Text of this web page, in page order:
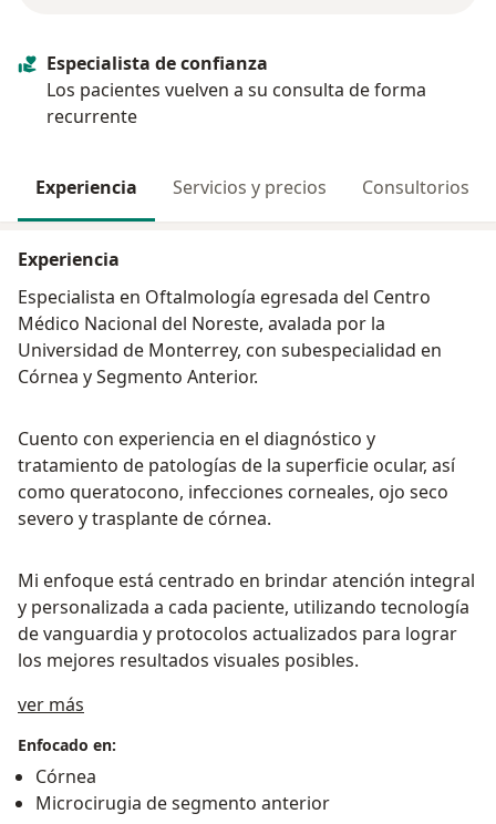
Especialista de confianza
Los pacientes vuelven a su consulta de forma
recurrente
Experiencia Servicios y precios Consultorios
Experiencia
Especialista en Oftalmología egresada del Centro
Médico Nacional del Noreste, avalada por la
Universidad de Monterrey, con subespecialidad en
Córnea y Segmento Anterior.
Cuento con experiencia en el diagnóstico y
tratamiento de patologías de la superficie ocular, así
como queratocono, infecciones corneales, ojo seco
severo y trasplante de córnea.
Mi enfoque está centrado en brindar atención integral
y personalizada a cada paciente, utilizando tecnología
de vanguardia y protocolos actualizados para lograr
los mejores resultados visuales posibles.
ver más
Enfocado en:
Córnea
Microcirugia de segmento anterior